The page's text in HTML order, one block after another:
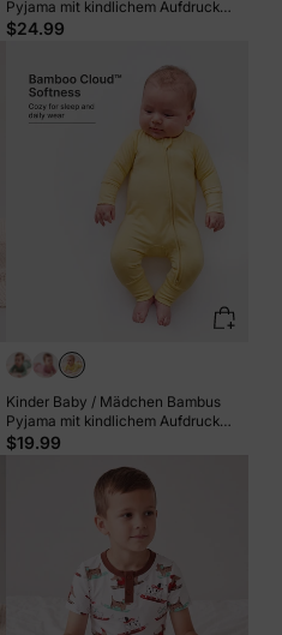
Pyjama mit kindlichem Aufdruck
(eng anliegend) hellgrün
$24.99
Kinder Baby / Mädchen Bambus
Pyjama mit kindlichem Aufdruck
(eng anliegend) gelb
$19.99